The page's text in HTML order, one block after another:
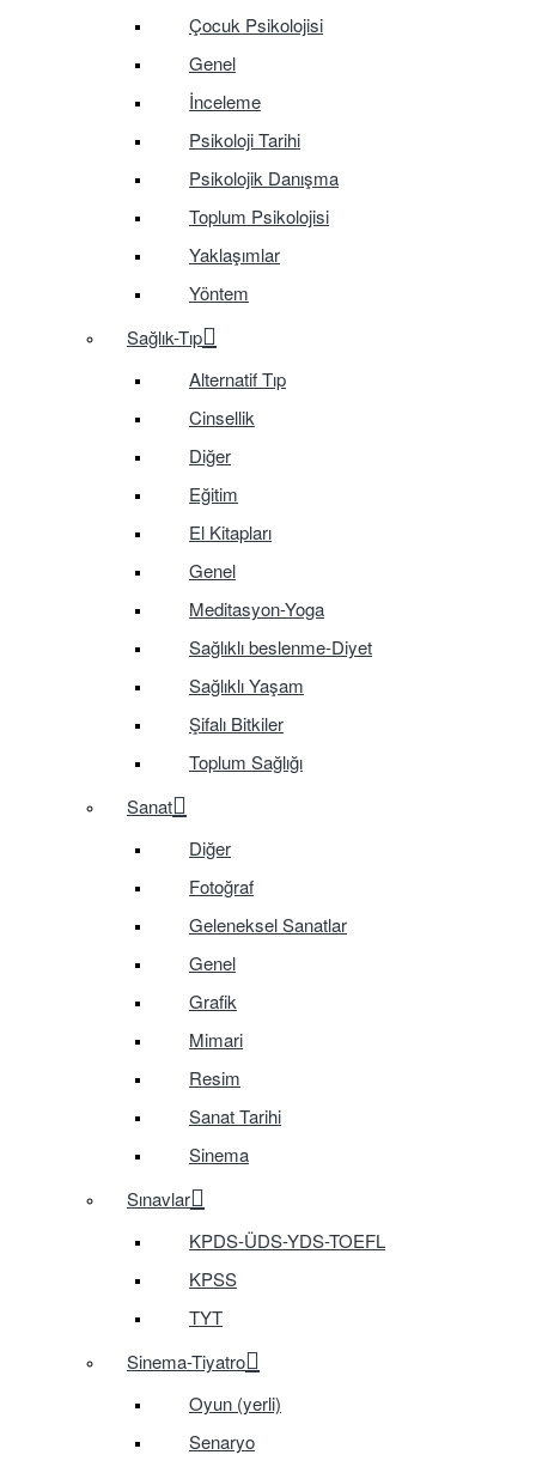
Çocuk Psikolojisi
Genel
İnceleme
Psikoloji Tarihi
Psikolojik Danışma
Toplum Psikolojisi
Yaklaşımlar
Yöntem
Sağlık-Tıp
Alternatif Tıp
Cinsellik
Diğer
Eğitim
El Kitapları
Genel
Meditasyon-Yoga
Sağlıklı beslenme-Diyet
Sağlıklı Yaşam
Şifalı Bitkiler
Toplum Sağlığı
Sanat
Diğer
Fotoğraf
Geleneksel Sanatlar
Genel
Grafik
Mimari
Resim
Sanat Tarihi
Sinema
Sınavlar
KPDS-ÜDS-YDS-TOEFL
KPSS
TYT
Sinema-Tiyatro
Oyun (yerli)
Senaryo